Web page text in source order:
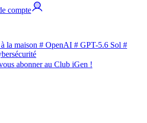
compte
la maison # OpenAI # GPT-5.6 Sol #
abonner au Club iGen !